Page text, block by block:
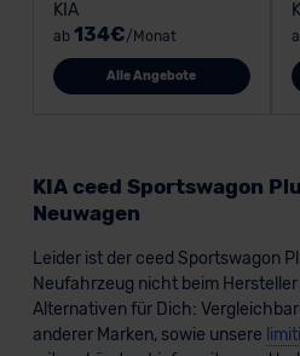
KIA
ab 134€/Monat
Alle Angebote
KIA ceed Sportswagon
Neuwagen
Leider ist der ceed Sportswagon
Neufahrzeug nicht beim
Alternativen für Dich:
anderer Marken, sowie unsere